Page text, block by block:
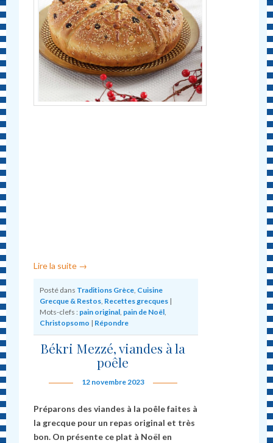
Lire la suite →
Posté dans Traditions Grèce, Cuisine
Grecque & Restos, Recettes grecques |
Mots-clefs : pain original, pain de Noël,
Christopsomo | Répondre
Békri Mezzé, viandes à la
poêle
12 novembre 2023
Préparons des viandes à la poêle faites à
la grecque pour un repas original et très
bon. On présente ce plat à Noël en